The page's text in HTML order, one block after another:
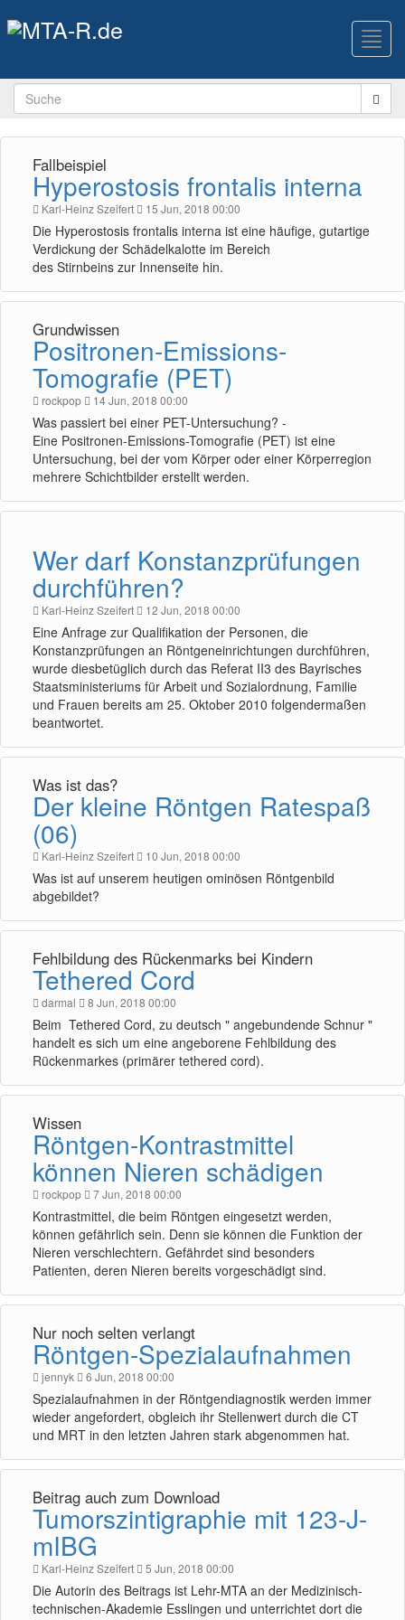
Fallbeispiel
Hyperostosis frontalis interna
Karl-Heinz Szeifert 15 Jun, 2018 00:00
Die Hyperostosis frontalis interna ist eine häufige, gutartige
Verdickung der Schädelkalotte im Bereich
des Stirnbeins zur Innenseite hin.
Grundwissen
Positronen-Emissions-
Tomografie (PET)
rockpop 14 Jun, 2018 00:00
Was passiert bei einer PET-Untersuchung? -
Eine Positronen-Emissions-Tomografie (PET) ist eine
Untersuchung, bei der vom Körper oder einer Körperregion
mehrere Schichtbilder erstellt werden.
Wer darf Konstanzprüfungen
durchführen?
Karl-Heinz Szeifert 12 Jun, 2018 00:00
Eine Anfrage zur Qualifikation der Personen, die
Konstanzprüfungen an Röntgeneinrichtungen durchführen,
wurde diesbetüglich durch das Referat II3 des Bayrisches
Staatsministeriums für Arbeit und Sozialordnung, Familie
und Frauen bereits am 25. Oktober 2010 folgendermaßen
beantwortet.
Was ist das?
Der kleine Röntgen Ratespaß
(06)
Karl-Heinz Szeifert 10 Jun, 2018 00:00
Was ist auf unserem heutigen ominösen Röntgenbild
abgebildet?
Fehlbildung des Rückenmarks bei Kindern
Tethered Cord
darmal 8 Jun, 2018 00:00
Beim Tethered Cord, zu deutsch " angebundende Schnur "
handelt es sich um eine angeborene Fehlbildung des
Rückenmarkes (primärer tethered cord).
Wissen
Röntgen-Kontrastmittel
können Nieren schädigen
rockpop 7 Jun, 2018 00:00
Kontrastmittel, die beim Röntgen eingesetzt werden,
können gefährlich sein. Denn sie können die Funktion der
Nieren verschlechtern. Gefährdet sind besonders
Patienten, deren Nieren bereits vorgeschädigt sind.
Nur noch selten verlangt
Röntgen-Spezialaufnahmen
jennyk 6 Jun, 2018 00:00
Spezialaufnahmen in der Röntgendiagnostik werden immer
wieder angefordert, obgleich ihr Stellenwert durch die CT
und MRT in den letzten Jahren stark abgenommen hat.
Beitrag auch zum Download
Tumorszintigraphie mit 123-J-
mIBG
Karl-Heinz Szeifert 5 Jun, 2018 00:00
Die Autorin des Beitrags ist Lehr-MTA an der Medizinisch-
technischen-Akademie Esslingen und unterrichtet dort die